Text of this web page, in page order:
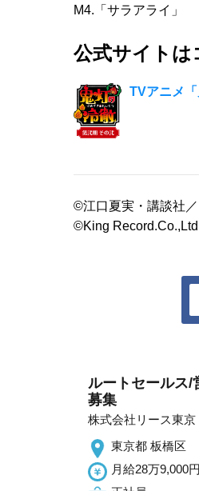
M4.「サラアライ」
公式サイトは
TVアニメ
©江口夏実・講談社
©King
ルートセールス/
募集
株式会社リース東京
東京都 板橋区
月給28万9,000